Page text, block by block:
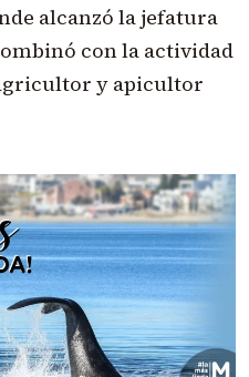
alcanzó la jefatura
con la actividad
y apicultor